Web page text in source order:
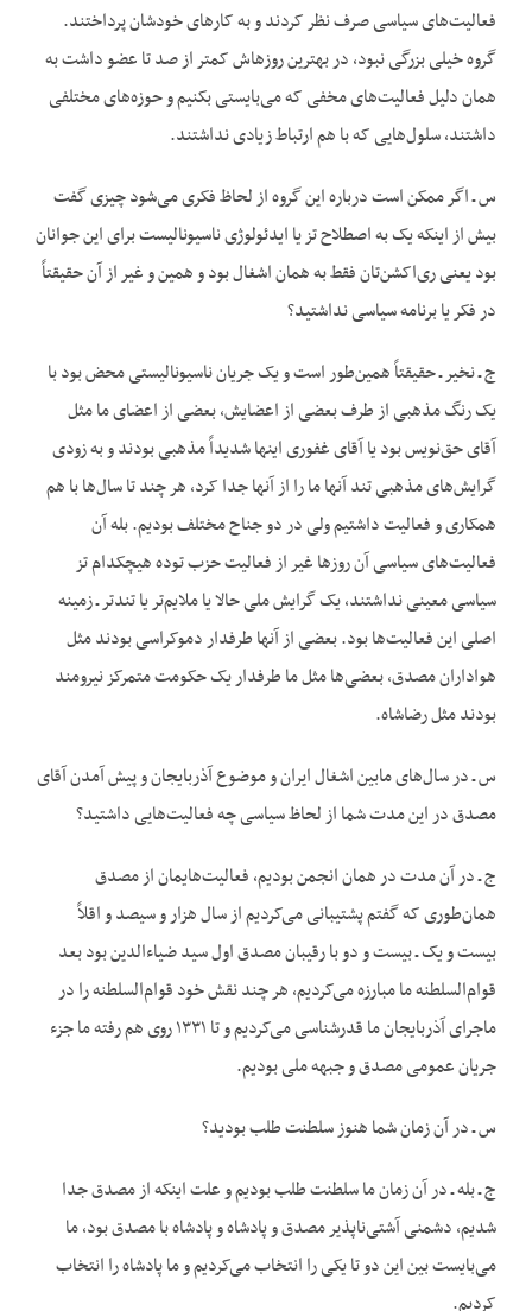
فعالیت‌های سیاسی صرف نظر کردند و به کارهای خودشان پرداختند.
گروه خیلی بزرگی نبود، در بهترین روزهاش کمتر از صد تا عضو داشت به
همان دلیل فعالیت‌های مخفی که می‌بایستی بکنیم و حوزه‌های مختلفی
داشتند، سلول‌هایی که با هم ارتباط زیادی نداشتند.
س ـ اگر ممکن است درباره این گروه از لحاظ فکری می‌شود چیزی گفت
بیش از اینکه یک به اصطلاح تز یا ایدئولوژی ناسیونالیست برای این جوانان
بود یعنی ری‌اکشن‌تان فقط به همان اشغال بود و همین و غیر از آن حقیقتاً
در فکر یا برنامه سیاسی نداشتید؟
ج ـ نخیر ـ حقیقتاً همین‌طور است و یک جریان ناسیونالیستی محض بود با
یک رنگ مذهبی از طرف بعضی از اعضایش، بعضی از اعضای ما مثل
آقای حق‌نویس بود یا آقای غفوری اینها شدیداً مذهبی بودند و به زودی
گرایش‌های مذهبی تند آنها ما را از آنها جدا کرد، هر چند تا سال‌ها با هم
همکاری و فعالیت داشتیم ولی در دو جناح مختلف بودیم. بله آن
فعالیت‌های سیاسی آن روزها غیر از فعالیت حزب توده هیچکدام تز
سیاسی معینی نداشتند، یک گرایش ملی حالا یا ملایم‌تر یا تندتر ـ زمینه
اصلی این فعالیت‌ها بود. بعضی از آنها طرفدار دموکراسی بودند مثل
هواداران مصدق، بعضی‌ها مثل ما طرفدار یک حکومت متمرکز نیرومند
بودند مثل رضاشاه.
س ـ در سال‌های مابین اشغال ایران و موضوع آذربایجان و پیش آمدن آقای
مصدق در این مدت شما از لحاظ سیاسی چه فعالیت‌هایی داشتید؟
ج ـ در آن مدت در همان انجمن بودیم، فعالیت‌هایمان از مصدق
همان‌طوری که گفتم پشتیبانی می‌کردیم از سال هزار و سیصد و اقلاً
بیست و یک ـ بیست و دو با رقیبان مصدق اول سید ضیاء‌الدین بود بعد
قوام‌السلطنه ما مبارزه می‌کردیم، هر چند نقش خود قوام‌السلطنه را در
ماجرای آذربایجان ما قدرشناسی می‌کردیم و تا ۱۳۳۱ روی هم رفته ما جزء
جریان عمومی مصدق و جبهه ملی بودیم.
س ـ در آن زمان شما هنوز سلطنت طلب بودید؟
ج ـ بله ـ در آن زمان ما سلطنت طلب بودیم و علت اینکه از مصدق جدا
شدیم، دشمنی آشتی‌ناپذیر مصدق و پادشاه و پادشاه با مصدق بود، ما
می‌بایست بین این دو تا یکی را انتخاب می‌کردیم و ما پادشاه را انتخاب
کردیم.